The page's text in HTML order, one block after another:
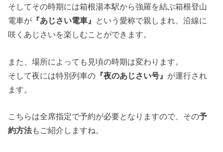
そしてその時期には箱根湯本駅から強羅を結ぶ箱根登山
電車が 『あじさい電車』 という愛称で親しまれ、沿線に
咲くあじさいを楽しむことができます。
また、場所によっても見頃の時期は変わります。
そして夜には特別列車の 『夜のあじさい号』 が運行され
ます。
こちらは全席指定で予約が必要となりますので、その予
約方法もご紹介しますね。